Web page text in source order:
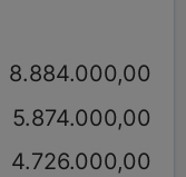
8.884.000,00
5.874.000,00
4.726.000,00